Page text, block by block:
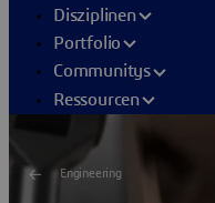
Disziplinen
Portfolio
Communitys
Ressourcen
Engineering